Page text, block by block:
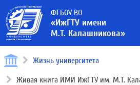
ФГБОУ ВО
«ИжГТУ имени
М.Т. Калашникова»
Жизнь университета
Живая книга ИМИ ИжГТУ им. М.Т.